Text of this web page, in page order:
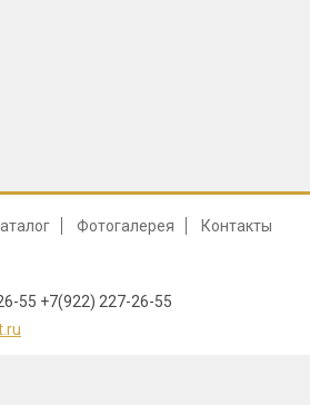
Фотогалерея Контакты
26-55 +7(922) 227-26-55